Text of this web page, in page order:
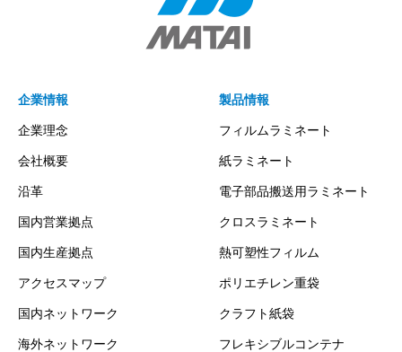
企業情報
企業理念
会社概要
沿革
国内営業拠点
国内生産拠点
アクセスマップ
国内ネットワーク
海外ネットワーク
製品情報
フィルムラミネート
紙ラミネート
電子部品搬送用ラミネート
クロスラミネート
熱可塑性フィルム
ポリエチレン重袋
クラフト紙袋
フレキシブルコンテナ